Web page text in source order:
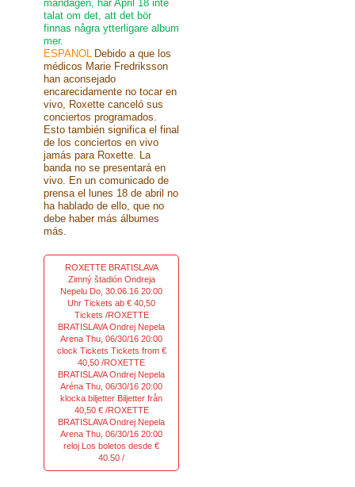
måndagen, har April 18 inte
talat om det, att det bör
finnas några ytterligare album
mer.
ESPANOL Debido a que los
médicos Marie Fredriksson
han aconsejado
encarecidamente no tocar en
vivo, Roxette canceló sus
conciertos programados.
Esto también significa el final
de los conciertos en vivo
jamás para Roxette. La
banda no se presentará en
vivo. En un comunicado de
prensa el lunes 18 de abril no
ha hablado de ello, que no
debe haber más álbumes
más.
ROXETTE BRATISLAVA
Zimný štadión Ondreja
Nepelu Do, 30.06.16 20:00
Uhr Tickets ab € 40,50
Tickets /ROXETTE
BRATISLAVA Ondrej Nepela
Arena Thu, 06/30/16 20:00
clock Tickets Tickets from €
40,50 /ROXETTE
BRATISLAVA Ondrej Nepela
Aréna Thu, 06/30/16 20:00
klocka biljetter Biljetter från
40,50 € /ROXETTE
BRATISLAVA Ondrej Nepela
Arena Thu, 06/30/16 20:00
reloj Los boletos desde €
40.50 /